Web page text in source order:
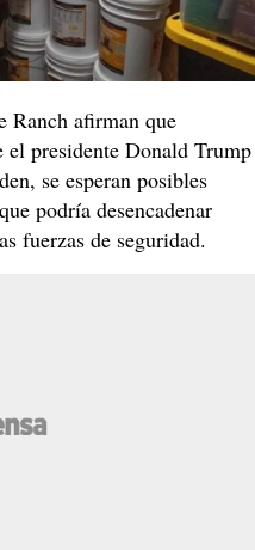
Ranch afirman que
el presidente Donald Trump
se esperan posibles
podría desencadenar
fuerzas de seguridad.